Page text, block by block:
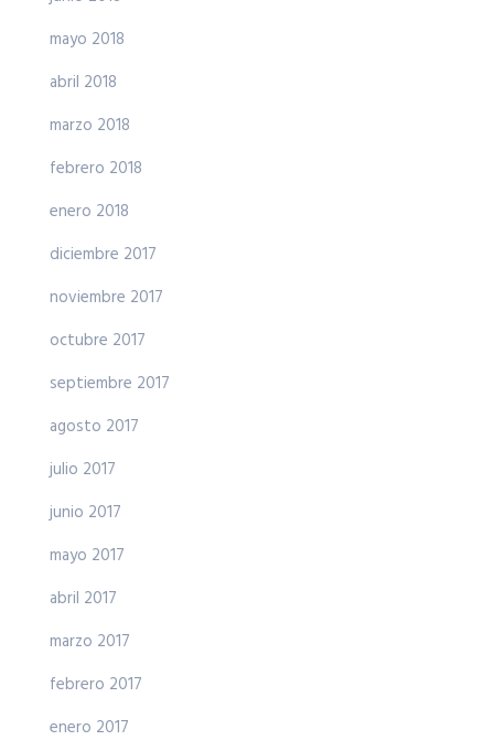
mayo 2018
abril 2018
marzo 2018
febrero 2018
enero 2018
diciembre 2017
noviembre 2017
octubre 2017
septiembre 2017
agosto 2017
julio 2017
junio 2017
mayo 2017
abril 2017
marzo 2017
febrero 2017
enero 2017